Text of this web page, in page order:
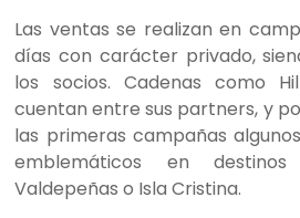
Las ventas se realizan en
días con carácter privado,
los socios. Cadenas como
cuentan entre sus partners, y
las primeras campañas
emblemáticos en
Valdepeñas o Isla Cristina.